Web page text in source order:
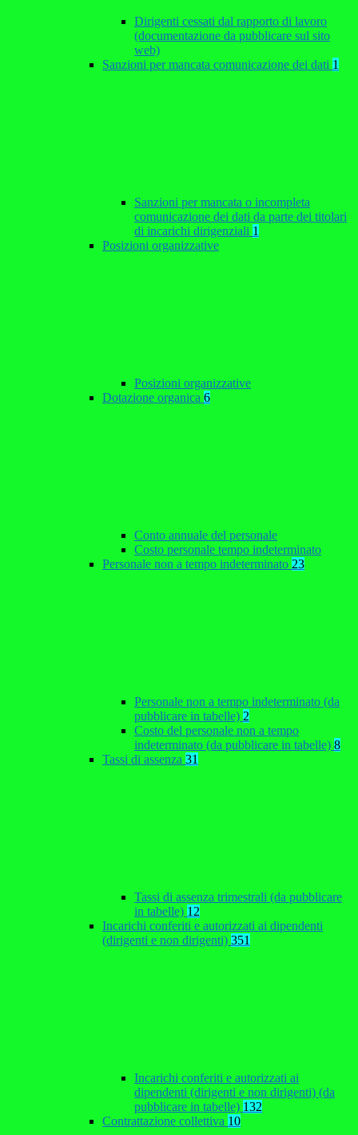
Dirigenti cessati dal rapporto di lavoro
(documentazione da pubblicare sul sito
web)
Sanzioni per mancata comunicazione dei dati 1
Sanzioni per mancata o incompleta
comunicazione dei dati da parte dei titolari
di incarichi dirigenziali 1
Posizioni organizzative
Posizioni organizzative
Dotazione organica 6
Conto annuale del personale
Costo personale tempo indeterminato
Personale non a tempo indeterminato 23
Personale non a tempo indeterminato (da
pubblicare in tabelle) 2
Costo del personale non a tempo
indeterminato (da pubblicare in tabelle) 8
Tassi di assenza 31
Tassi di assenza trimestrali (da pubblicare
in tabelle) 12
Incarichi conferiti e autorizzati ai dipendenti
(dirigenti e non dirigenti) 351
Incarichi conferiti e autorizzati ai
dipendenti (dirigenti e non dirigenti) (da
pubblicare in tabelle) 132
Contrattazione collettiva 10